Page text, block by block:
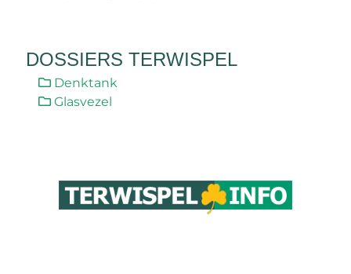
DOSSIERS TERWISPEL
Denktank
Glasvezel